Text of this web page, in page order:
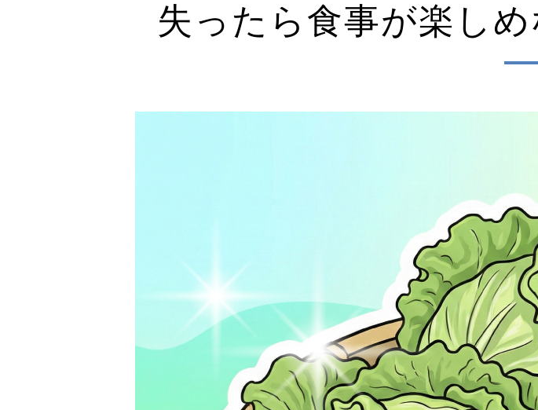
失ったら食事が楽し